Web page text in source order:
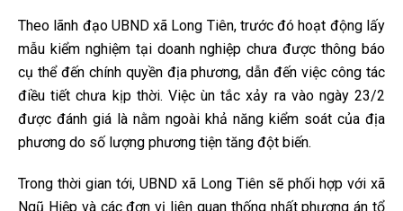
Theo lãnh đạo UBND xã Long Tiên, trước đó hoạt động lấy
mẫu kiểm nghiệm tại doanh nghiệp chưa được thông báo
cụ thể đến chính quyền địa phương, dẫn đến việc công tác
điều tiết chưa kịp thời. Việc ùn tắc xảy ra vào ngày 23/2
được đánh giá là nằm ngoài khả năng kiểm soát của địa
phương do số lượng phương tiện tăng đột biến.
Trong thời gian tới, UBND xã Long Tiên sẽ phối hợp với xã
Ngũ Hiệp và các đơn vị liên quan thống nhất phương án tổ